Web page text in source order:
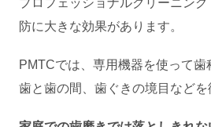
防に大きな効果があります。
PMTCでは、専用機器を使って
歯と歯の間、歯ぐきの境目などを